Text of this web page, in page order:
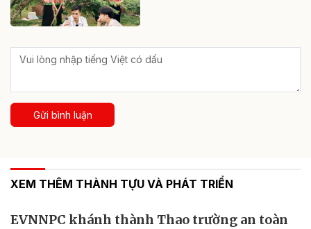
Gửi bình luận
XEM THÊM THÀNH TỰU VÀ PHÁT TRIỂN
EVNNPC khánh thành Thao trường an toàn